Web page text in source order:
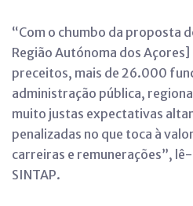
“Com o chumbo da proposta
Região Autónoma dos
preceitos, mais de 26.000
administração pública,
muito justas expectativas
penalizadas no que toca à
carreiras e remunerações”,
SINTAP.